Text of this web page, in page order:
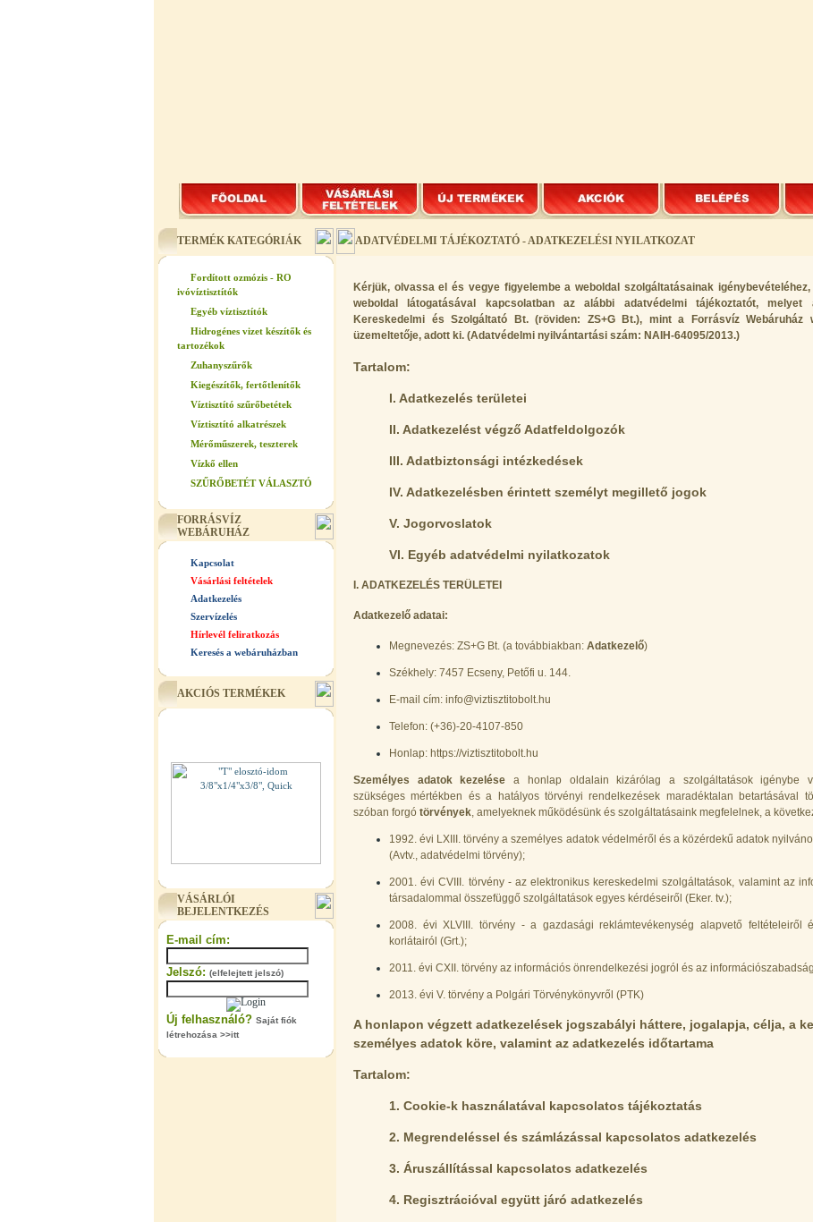
TERMÉK KATEGÓRIÁK
Fordított ozmózis - RO
ivóvíztisztítók
Egyéb víztisztítók
Hidrogénes vizet készítők és
tartozékok
Zuhanyszűrők
Kiegészítők, fertőtlenítők
Víztisztító szűrőbetétek
Víztisztító alkatrészek
Mérőműszerek, teszterek
Vízkő ellen
SZŰRŐBETÉT VÁLASZTÓ
FORRÁSVÍZ
WEBÁRUHÁZ
Kapcsolat
Vásárlási feltételek
Adatkezelés
Szervízelés
Hírlevél feliratkozás
Keresés a webáruházban
AKCIÓS TERMÉKEK
"T" elosztó-idom 3/8"x1/4"x3/8",
360,-Ft
320,-Ft
---------
VÁSÁRLÓI
BEJELENTKEZÉS
E-mail cím:
Jelszó: (elfelejtett jelszó)
Új felhasználó? Saját fiók
létrehozása >>itt
ADATVÉDELMI TÁJÉKOZTATÓ - ADATKEZELÉSI NYILATKOZAT
Kérjük, olvassa el és vegye figyelembe a weboldal szolgáltatásainak
weboldal látogatásával kapcsolatban az alábbi adatvédelmi tájékoztatót, melyet
Kereskedelmi és Szolgáltató Bt. (röviden: ZS+G Bt.), mint a Forrásvíz Webáruház
üzemeltetője, adott ki. (Adatvédelmi nyilvántartási szám: NAIH-64095/2013.)
Tartalom:
I. Adatkezelés területei
II. Adatkezelést végző Adatfeldolgozók
III. Adatbiztonsági intézkedések
IV. Adatkezelésben érintett személyt megillető jogok
V. Jogorvoslatok
VI. Egyéb adatvédelmi nyilatkozatok
I. ADATKEZELÉS TERÜLETEI
Adatkezelő adatai:
Megnevezés: ZS+G Bt. (a továbbiakban: Adatkezelő)
Székhely: 7457 Ecseny, Petőfi u. 144.
E-mail cím: info@viztisztitobolt.hu
Telefon: (+36)-20-4107-850
Honlap: https://viztisztitobolt.hu
Személyes adatok kezelése a honlap oldalain kizárólag a szolgáltatások igénybe
szükséges mértékben és a hatályos törvényi rendelkezések maradéktalan betartásával
szóban forgó törvények, amelyeknek működésünk és szolgáltatásaink megfelelnek, a
1992. évi LXIII. törvény a személyes adatok védelméről és a közérdekű adatok
(Avtv., adatvédelmi törvény);
2001. évi CVIII. törvény - az elektronikus kereskedelmi szolgáltatások, valamint az
társadalommal összefüggő szolgáltatások egyes kérdéseiről (Eker. tv.);
2008. évi XLVIII. törvény - a gazdasági reklámtevékenység alapvető feltételeiről
korlátairól (Grt.);
2011. évi CXII. törvény az információs önrendelkezési jogról és az
2013. évi V. törvény a Polgári Törvénykönyvről (PTK)
A honlapon végzett adatkezelések jogszabályi háttere, jogalapja, célja, a
személyes adatok köre, valamint az adatkezelés időtartama
Tartalom:
1. Cookie-k használatával kapcsolatos tájékoztatás
2. Megrendeléssel és számlázással kapcsolatos adatkezelés
3. Áruszállítással kapcsolatos adatkezelés
4. Regisztrációval együtt járó adatkezelés